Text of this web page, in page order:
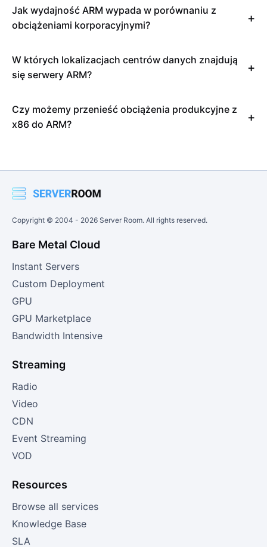
Jak wydajność ARM wypada w porównaniu z
obciążeniami korporacyjnymi?
W których lokalizacjach centrów danych znajdują
się serwery ARM?
Czy możemy przenieść obciążenia produkcyjne z
x86 do ARM?
Copyright © 2004 - 2026 Server Room. All rights reserved.
Bare Metal Cloud
Instant Servers
Custom Deployment
GPU
GPU Marketplace
Bandwidth Intensive
Streaming
Radio
Video
CDN
Event Streaming
VOD
Resources
Browse all services
Knowledge Base
SLA